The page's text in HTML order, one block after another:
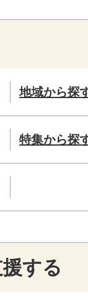
地域から探
特集から探
する